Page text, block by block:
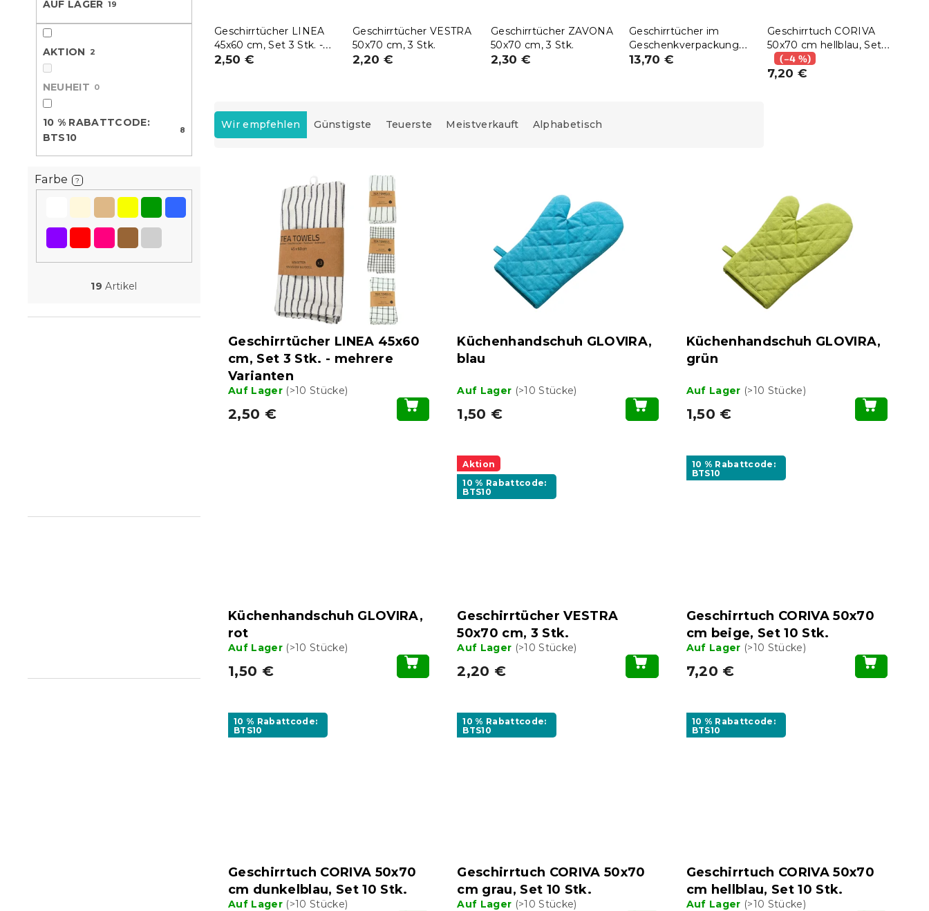
AUF LAGER 19
AKTION 2
NEUHEIT 0
10 % RABATTCODE:
BTS10
8
Farbe ?
19 Artikel
Geschirrtücher LINEA
45x60 cm, Set 3 Stk. -
mehrere Varianten
2,50 €
Geschirrtücher VESTRA
50x70 cm, 3 Stk.
2,20 €
Geschirrtücher ZAVONA
50x70 cm, 3 Stk.
2,30 €
Geschirrtücher im
Geschenkverpackung
ROSES, Set 6-tlg
13,70 €
Geschirrtuch CORIVA
50x70 cm hellblau, Set
10 Stk.
(–4 %)
7,20 €
P
o
Wir empfehlen Günstigste Teuerste Meistverkauft Alphabetisch
Geschirrtücher LINEA 45x60
cm, Set 3 Stk. - mehrere
Varianten
Auf Lager (>10 Stücke)
2,50 €
Küchenhandschuh GLOVIRA,
blau
Auf Lager (>10 Stücke)
1,50 €
Küchenhandschuh GLOVIRA,
grün
Auf Lager (>10 Stücke)
1,50 €
Küchenhandschuh GLOVIRA,
rot
Auf Lager (>10 Stücke)
1,50 €
Aktion
10 % Rabattcode:
BTS10
Geschirrtücher VESTRA
50x70 cm, 3 Stk.
Auf Lager (>10 Stücke)
2,20 €
10 % Rabattcode:
BTS10
Geschirrtuch CORIVA 50x70
cm beige, Set 10 Stk.
Auf Lager (>10 Stücke)
7,20 €
10 % Rabattcode:
BTS10
Geschirrtuch CORIVA 50x70
cm dunkelblau, Set 10 Stk.
Auf Lager (>10 Stücke)
10 % Rabattcode:
BTS10
Geschirrtuch CORIVA 50x70
cm grau, Set 10 Stk.
Auf Lager (>10 Stücke)
10 % Rabattcode:
BTS10
Geschirrtuch CORIVA 50x70
cm hellblau, Set 10 Stk.
Auf Lager (>10 Stücke)